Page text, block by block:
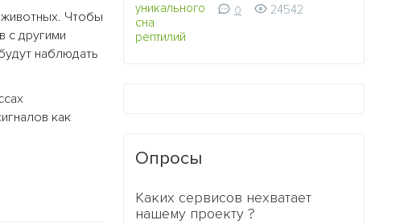
Чтобы
с другими
наблюдать
как
0
24542
Опросы
Каких сервисов нехватает
нашему проекту ?